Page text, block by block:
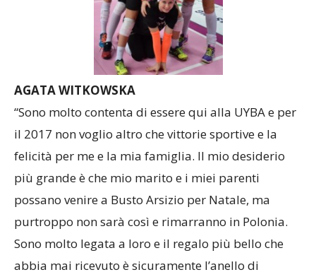
AGATA WITKOWSKA
“Sono molto contenta di essere qui alla UYBA e per
il 2017 non voglio altro che vittorie sportive e la
felicità per me e la mia famiglia. Il mio desiderio
più grande è che mio marito e i miei parenti
possano venire a Busto Arsizio per Natale, ma
purtroppo non sarà così e rimarranno in Polonia.
Sono molto legata a loro e il regalo più bello che
abbia mai ricevuto è sicuramente l’anello di